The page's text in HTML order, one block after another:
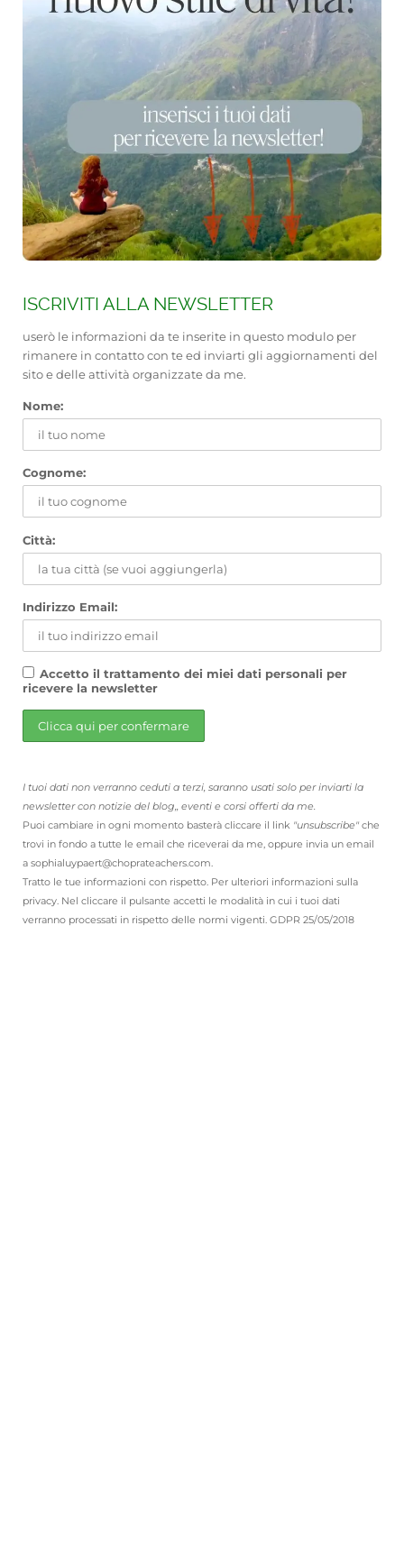
ISCRIVITI ALLA NEWSLETTER
userò le informazioni da te inserite in questo modulo per
rimanere in contatto con te ed inviarti gli aggiornamenti del
sito e delle attività organizzate da me.
Nome:
Cognome:
Città:
Indirizzo Email:
Accetto il trattamento dei miei dati personali per
ricevere la newsletter
I tuoi dati non verranno ceduti a terzi, saranno usati solo per inviarti la
newsletter con notizie del blog,, eventi e corsi offerti da me.
Puoi cambiare in ogni momento basterà cliccare il link "unsubscribe"che
trovi in fondo a tutte le email che riceverai da me, oppure invia un email
a sophialuypaert@choprateachers.com.
Tratto le tue informazioni con rispetto. Per ulteriori informazioni sulla
privacy. Nel cliccare il pulsante accetti le modalità in cui i tuoi dati
verranno processati in rispetto delle normi vigenti. GDPR 25/05/2018